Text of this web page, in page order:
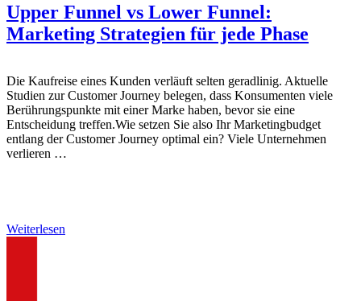
Upper Funnel vs Lower Funnel:
Marketing Strategien für jede Phase
Die Kaufreise eines Kunden verläuft selten geradlinig. Aktuelle
Studien zur Customer Journey belegen, dass Konsumenten viele
Berührungspunkte mit einer Marke haben, bevor sie eine
Entscheidung treffen.Wie setzen Sie also Ihr Marketingbudget
entlang der Customer Journey optimal ein? Viele Unternehmen
verlieren …
Weiterlesen